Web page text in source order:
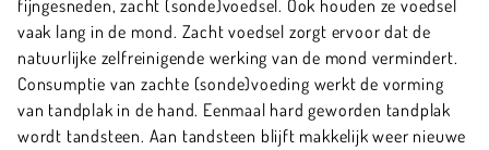
fijngesneden, zacht (sonde)voedsel. Ook houden ze voedsel
vaak lang in de mond. Zacht voedsel zorgt ervoor dat de
natuurlijke zelfreinigende werking van de mond vermindert.
Consumptie van zachte (sonde)voeding werkt de vorming
van tandplak in de hand. Eenmaal hard geworden tandplak
wordt tandsteen. Aan tandsteen blijft makkelijk weer nieuwe